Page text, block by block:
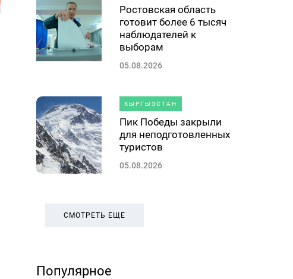
Ростовская область
готовит более 6 тысяч
наблюдателей к
выборам
05.08.2026
КЫРГЫЗСТАН
Пик Победы закрыли
для неподготовленных
туристов
05.08.2026
СМОТРЕТЬ ЕЩЕ
Популярное